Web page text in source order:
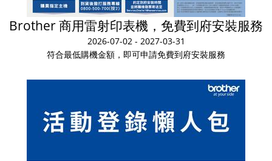
Brother 商用雷射印表機，免費到府安裝服務
2026-07-02 - 2027-03-31
符合最低購機金額，即可申請免費到府安裝服務